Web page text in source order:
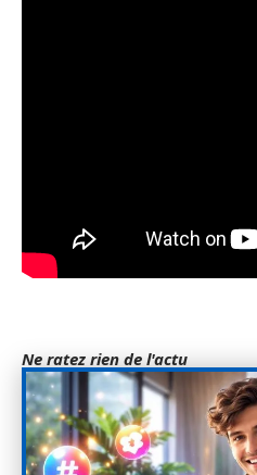
Ne ratez rien de l'actu